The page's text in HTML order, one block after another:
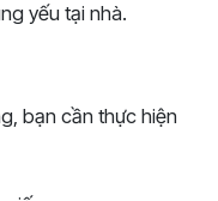
yếu tại nhà.
bạn cần thực hiện